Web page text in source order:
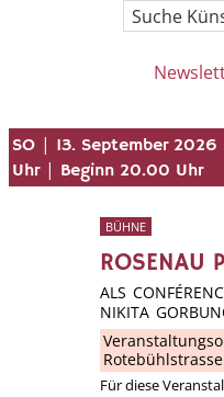
Suche
SO | 13. September 2026
Uhr | Beginn 20.00 Uhr
BÜHNE
ROSENAU
ALS
NIKITA
Für diese